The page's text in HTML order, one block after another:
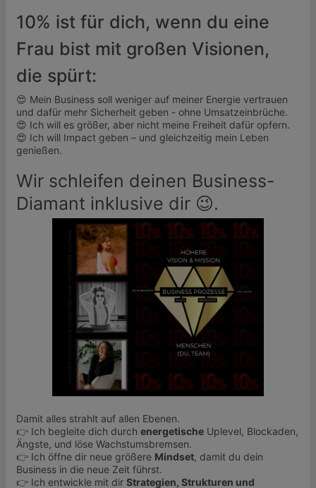
10% ist für dich, wenn du eine
Frau bist mit großen Visionen,
die spürt:
😍 Mein Business soll weniger auf meiner Energie vertrauen
und dafür mehr Sicherheit geben - ohne Umsatzeinbrüche.
😍 Ich will es größer, aber nicht meine Freiheit dafür opfern.
😍 Ich will Impact geben – und gleichzeitig mein Leben
genießen.
Wir schleifen deinen Business-
Diamant inklusive dir 😉.
Damit alles strahlt auf allen Ebenen.
👉 Ich begleite dich durch energetische Uplevel, Blockaden,
Ängste, und löse Wachstumsbremsen.
👉 Ich öffne dir neue größere Mindset, damit du dein
Business in die neue Zeit führst.
👉 Ich entwickle mit dir Strategien, Strukturen und